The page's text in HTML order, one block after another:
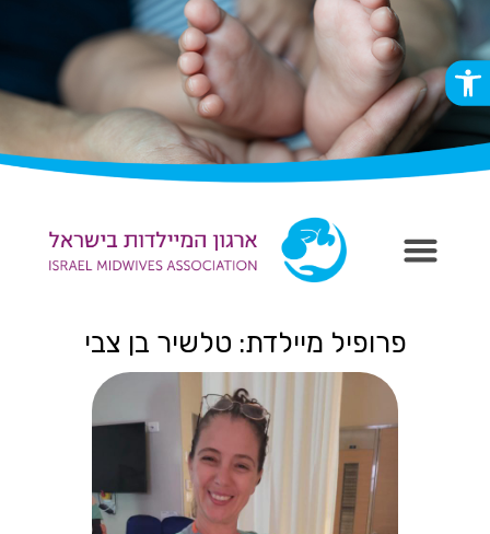
פתח סרגל נגישות
פרופיל מיילדת: טלשיר בן צבי